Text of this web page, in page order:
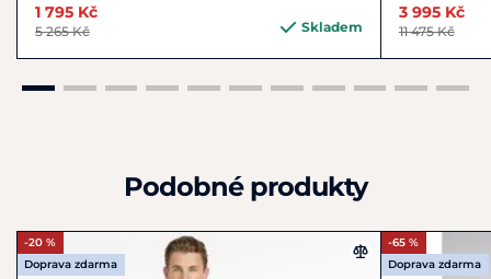
1 795 Kč
5 265 Kč Skladem
3 995 Kč
11 475 Kč
Podobné produkty
-20 %
Doprava zdarma
-65 %
Doprava zdarma